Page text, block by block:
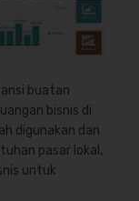
buatan
bisnis di
digunakan dan
pasar lokal,
untuk